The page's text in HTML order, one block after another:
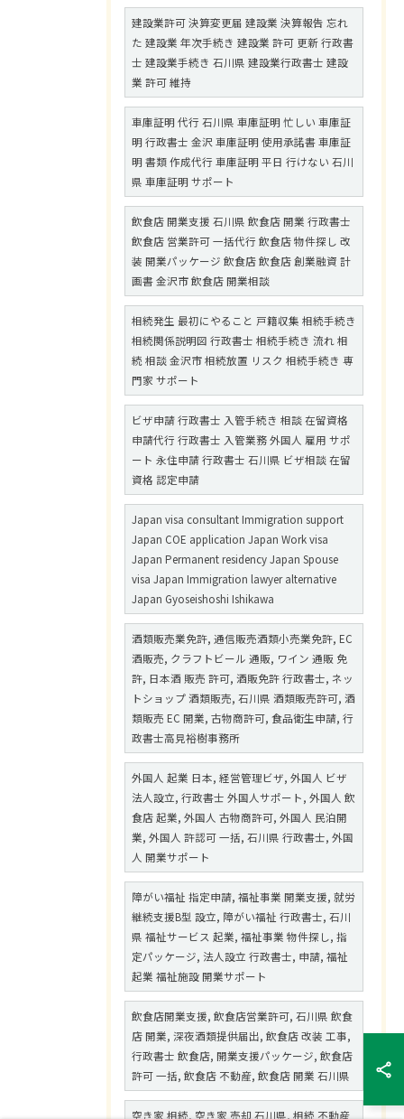
建設業許可 決算変更届 建設業 決算報告 忘れ
た 建設業 年次手続き 建設業 許可 更新 行政書
士 建設業手続き 石川県 建設業行政書士 建設
業 許可 維持
車庫証明 代行 石川県 車庫証明 忙しい 車庫証
明 行政書士 金沢 車庫証明 使用承諾書 車庫証
明 書類 作成代行 車庫証明 平日 行けない 石川
県 車庫証明 サポート
飲食店 開業支援 石川県 飲食店 開業 行政書士
飲食店 営業許可 一括代行 飲食店 物件探し 改
装 開業パッケージ 飲食店 飲食店 創業融資 計
画書 金沢市 飲食店 開業相談
相続発生 最初にやること 戸籍収集 相続手続き
相続関係説明図 行政書士 相続手続き 流れ 相
続 相談 金沢市 相続放置 リスク 相続手続き 専
門家 サポート
ビザ申請 行政書士 入管手続き 相談 在留資格
申請代行 行政書士 入管業務 外国人 雇用 サポ
ート 永住申請 行政書士 石川県 ビザ相談 在留
資格 認定申請
Japan visa consultant Immigration support
Japan COE application Japan Work visa
Japan Permanent residency Japan Spouse
visa Japan Immigration lawyer alternative
Japan Gyoseishoshi Ishikawa
酒類販売業免許, 通信販売酒類小売業免許, EC
酒販売, クラフトビール 通販, ワイン 通販 免
許, 日本酒 販売 許可, 酒販免許 行政書士, ネッ
トショップ 酒類販売, 石川県 酒類販売許可, 酒
類販売 EC 開業, 古物商許可, 食品衛生申請, 行
政書士高見裕樹事務所
外国人 起業 日本, 経営管理ビザ, 外国人 ビザ
法人設立, 行政書士 外国人サポート, 外国人 飲
食店 起業, 外国人 古物商許可, 外国人 民泊開
業, 外国人 許認可 一括, 石川県 行政書士, 外国
人 開業サポート
障がい福祉 指定申請, 福祉事業 開業支援, 就労
継続支援B型 設立, 障がい福祉 行政書士, 石川
県 福祉サービス 起業, 福祉事業 物件探し, 指
定パッケージ, 法人設立 行政書士, 申請, 福祉
起業 福祉施設 開業サポート
飲食店開業支援, 飲食店営業許可, 石川県 飲食
店 開業, 深夜酒類提供届出, 飲食店 改装 工事,
行政書士 飲食店, 開業支援パッケージ, 飲食店
許可 一括, 飲食店 不動産, 飲食店 開業 石川県
空き家 相続, 空き家 売却 石川県, 相続 不動産